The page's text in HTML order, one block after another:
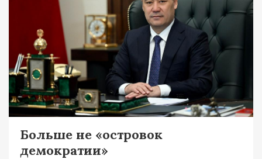
Больше не «островок
демократии»